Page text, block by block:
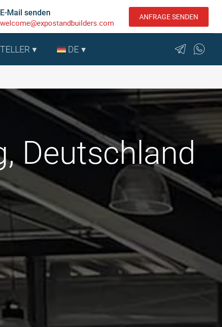
E-Mail senden
welcome@expostandbuilders.com
ANFRAGE SENDEN
DE
Deutschland